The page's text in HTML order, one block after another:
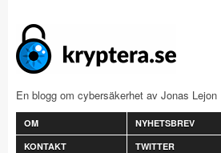
En blogg om cybersäkerhet av Jonas Lejon
OM
NYHETSBREV
KONTAKT
TWITTER